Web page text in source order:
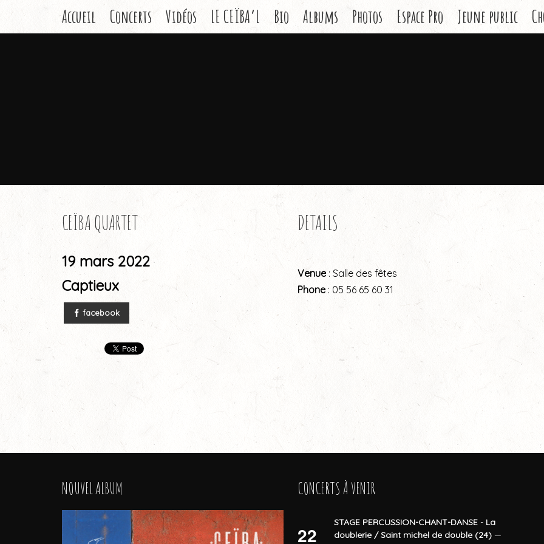
Accueil Concerts Vidéos LE CEÏBA’L Bio Albums Photos Espace Pro Jeune public
CEÏBA QUARTET
19 mars 2022
Captieux
facebook
DETAILS
Venue: Salle des fêtes
Phone: 05 56 65 60 31
NOUVEL ALBUM CONCERTS À VENIR
22
STAGE PERCUSSION-CHANT-DANSE- La
doublerie / Saint michel de double (24)—